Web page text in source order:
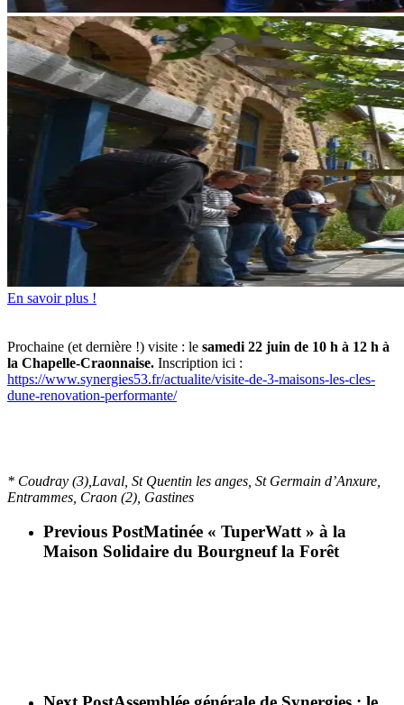
En savoir plus !
Prochaine (et dernière !) visite : le samedi 22 juin de 10 h à 12 h à
la Chapelle-Craonnaise. Inscription ici :
https://www.synergies53.fr/actualite/visite-de-3-maisons-les-cles-
dune-renovation-performante/
* Coudray (3),Laval, St Quentin les anges, St Germain d’Anxure,
Entrammes Craon (2), Gastines
Previous PostMatinée « TuperWatt » à la
Maison Solidaire du Bourgneuf la Forêt